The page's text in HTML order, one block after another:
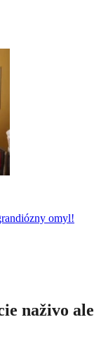
omyl!
naživo ale